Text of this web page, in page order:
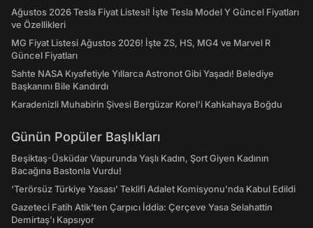
Ağustos 2026 Tesla Fiyat Listesi! İşte Tesla Model Y Güncel Fiyatları
ve Özellikleri
MG Fiyat Listesi Ağustos 2026! İşte ZS, HS, MG4 ve Marvel R
Güncel Fiyatları
Sahte NASA Kıyafetiyle Yıllarca Astronot Gibi Yaşadı! Belediye
Başkanını Bile Kandırdı
Karadenizli Muhabirin Şivesi Bergüzar Korel'i Kahkahaya Boğdu
Günün Popüler Başlıkları
Beşiktaş-Üsküdar Vapurunda Yaşlı Kadın, Şort Giyen Kadının
Bacağına Bastonla Vurdu!
‘Terörsüz Türkiye Yasası’ Teklifi Adalet Komisyonu'nda Kabul Edildi
Gazeteci Fatih Atik'ten Çarpıcı İddia: Çerçeve Yasa Selahattin
Demirtaş'ı Kapsıyor